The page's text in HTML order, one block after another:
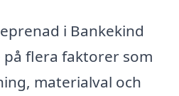
i Bankekind
flera faktorer som
materialval och